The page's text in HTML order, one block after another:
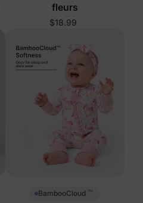
fleurs
$18.99
BambooCloud ™